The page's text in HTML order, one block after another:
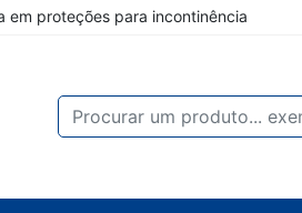
em proteções para incontinência